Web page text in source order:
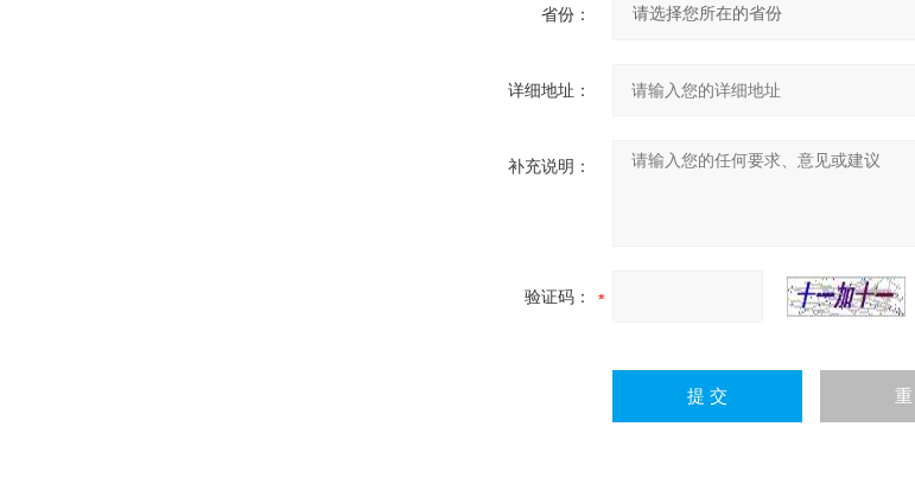
省份：
详细地址：
补充说明：
验证码：